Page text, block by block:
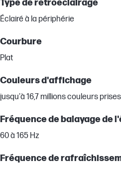
Type de rétroéclairage
Éclairé à la périphérie
Courbure
Plat
Couleurs d'affichage
jusqu'à 16,7 millions couleurs
Fréquence de balayage de
60 à 165 Hz
Fréquence de